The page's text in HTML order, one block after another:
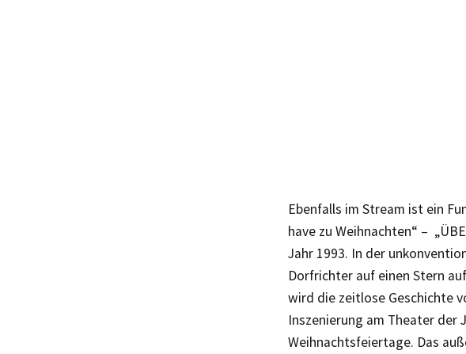
Ebenfalls im Stream ist ein
have zu Weihnachten“ –
Jahr 1993. In der
Dorfrichter auf einen Stern
wird die zeitlose Geschichte
Inszenierung am Theater
Weihnachtsfeiertage. Das